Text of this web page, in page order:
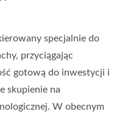
specjalnie do
przyciągając
gotową do inwestycji i
skupienie na
W obecnym